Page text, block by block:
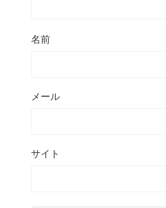
名前
メール
サイト